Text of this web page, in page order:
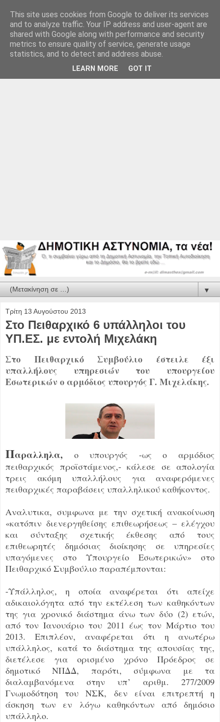
▼
Τρίτη 13 Αυγούστου 2013
Στο Πειθαρχικό 6 υπάλληλοι του
ΥΠ.ΕΣ. με εντολή Μιχελάκη
Στο Πειθαρχικό Συμβούλιο έστειλε έξι
υπαλλήλους υπηρεσιών του υπουργείου
Εσωτερικών ο αρμόδιος υπουργός Γ. Μιχελάκης.
Παραλληλα, ο υπουργός -ως ο αρμόδιος
πειθαρχικός προϊστάμενος,- κάλεσε σε απολογία
τρεις ακόμη υπαλλήλους για αναφερόμενες
πειθαρχικές παραβάσεις υπαλληλικού καθήκοντος.
Αναλυτικα, συμφωνα με την σχετική ανακοίνωση
«κατόπιν διενεργηθείσης επιθεωρήσεως – ελέγχου
και σύνταξης σχετικής έκθεσης από τους
επιθεωρητές δημόσιας διοίκησης σε υπηρεσίες
υπαγόμενες στο Υπουργείο Εσωτερικών» στο
Πειθαρχικό Συμβούλιο παραπέμπονται:
-Υπάλληλος, η οποία αναφέρεται ότι απείχε
αδικαιολόγητα από την εκτέλεση των καθηκόντων
της για χρονικό διάστημα άνω των δύο (2) ετών,
από τον Ιανουάριο του 2011 έως τον Μάρτιο του
2013. Επιπλέον, αναφέρεται ότι η ανωτέρω
υπάλληλος, κατά το διάστημα της απουσίας της,
διετέλεσε για ορισμένο χρόνο Πρόεδρος σε
δημοτικό ΝΠΔΔ, παρότι, σύμφωνα με τα
διαλαμβανόμενα στην υπ’ αριθμ. 277/2009
Γνωμοδότηση του ΝΣΚ, δεν είναι επιτρεπτή η
άσκηση των εν λόγω καθηκόντων από δημόσιο
υπάλληλο.
This site uses cookies from Google to deliver its services
and to analyze traffic. Your IP address and user-agent are
shared with Google along with performance and security
metrics to ensure quality of service, generate usage
statistics, and to detect and address abuse.
LEARN MORE GOT IT